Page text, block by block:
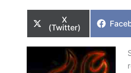
Compartir
en
X
(Twitter)